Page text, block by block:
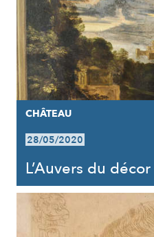
CHÂTEAU
28/05/2020
L’Auvers du décor